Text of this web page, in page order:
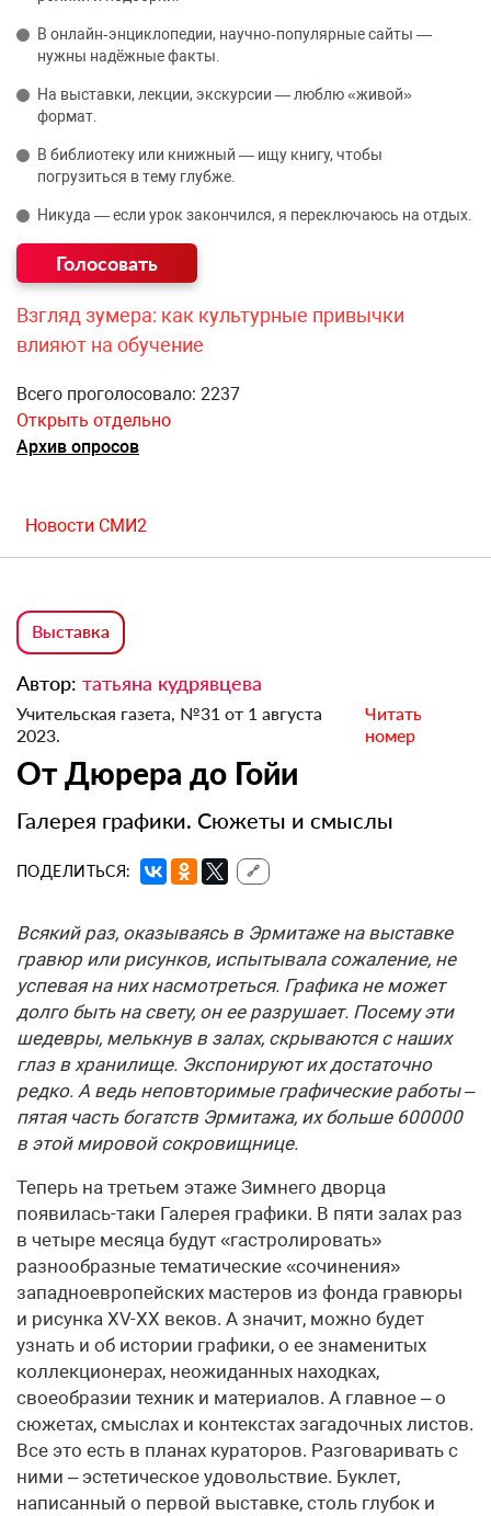
В онлайн‑энциклопедии, научно‑популярные сайты —
нужны надёжные факты.
На выставки, лекции, экскурсии — люблю «живой»
формат.
В библиотеку или книжный — ищу книгу, чтобы
погрузиться в тему глубже.
Никуда — если урок закончился, я переключаюсь на отдых.
Взгляд зумера: как культурные привычки
влияют на обучение
Всего проголосовало: 2237
Открыть отдельно
Архив опросов
Новости СМИ2
Выставка
Автор: татьяна кудрявцева
Учительская газета, №31 от 1 августа
2023.
Читать
номер
От Дюрера до Гойи
Галерея графики. Сюжеты и смыслы
ПОДЕЛИТЬСЯ: 🔗
Всякий раз, оказываясь в Эрмитаже на выставке
гравюр или рисунков, испытывала сожаление, не
успевая на них насмотреться. Графика не может
долго быть на свету, он ее разрушает. Посему эти
шедевры, мелькнув в залах, скрываются с наших
глаз в хранилище. Экспонируют их достаточно
редко. А ведь неповторимые графические работы –
пятая часть богатств Эрмитажа, их больше 600000
в этой мировой сокровищнице.
Теперь на третьем этаже Зимнего дворца
появилась-таки Галерея графики. В пяти залах раз
в четыре месяца будут «гастролировать»
разнообразные тематические «сочинения»
западноевропейских мастеров из фонда гравюры
и рисунка XV-XX веков. А значит, можно будет
узнать и об истории графики, о ее знаменитых
коллекционерах, неожиданных находках,
своеобразии техник и материалов. А главное – о
сюжетах, смыслах и контекстах загадочных листов.
Все это есть в планах кураторов. Разговаривать с
ними – эстетическое удовольствие. Буклет,
написанный о первой выставке, столь глубок и